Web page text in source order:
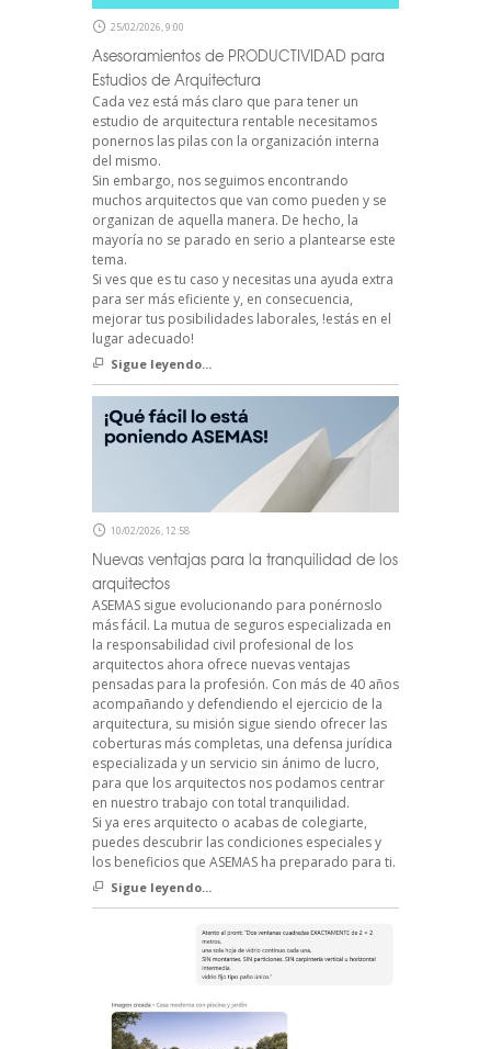
25/02/2026, 9:00
Asesoramientos de PRODUCTIVIDAD para
Estudios de Arquitectura
Cada vez está más claro que para tener un
estudio de arquitectura rentable necesitamos
ponernos las pilas con la organización interna
del mismo.
Sin embargo, nos seguimos encontrando
muchos arquitectos que van como pueden y se
organizan de aquella manera. De hecho, la
mayoría no se parado en serio a plantearse este
tema.
Si ves que es tu caso y necesitas una ayuda extra
para ser más eficiente y, en consecuencia,
mejorar tus posibilidades laborales, !estás en el
lugar adecuado!
Sigue leyendo...
10/02/2026, 12:58
Nuevas ventajas para la tranquilidad de los
arquitectos
ASEMAS sigue evolucionando para ponérnoslo
más fácil. La mutua de seguros especializada en
la responsabilidad civil profesional de los
arquitectos ahora ofrece nuevas ventajas
pensadas para la profesión. Con más de 40 años
acompañando y defendiendo el ejercicio de la
arquitectura, su misión sigue siendo ofrecer las
coberturas más completas, una defensa jurídica
especializada y un servicio sin ánimo de lucro,
para que los arquitectos nos podamos centrar
en nuestro trabajo con total tranquilidad.
Si ya eres arquitecto o acabas de colegiarte,
puedes descubrir las condiciones especiales y
los beneficios que ASEMAS ha preparado para ti.
Sigue leyendo...